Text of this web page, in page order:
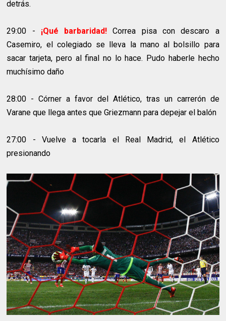
detrás.
29:00 - ¡Qué barbaridad! Correa pisa con descaro a
Casemiro, el colegiado se lleva la mano al bolsillo para
sacar tarjeta, pero al final no lo hace. Pudo haberle hecho
muchísimo daño
28:00 - Córner a favor del Atlético, tras un carrerón de
Varane que llega antes que Griezmann para depejar el balón
27:00 - Vuelve a tocarla el Real Madrid, el Atlético
presionando